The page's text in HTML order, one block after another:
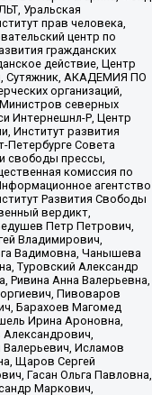
Уральская
прав человека,
центр по
гражданских
действие, Центр
Сутяжник, АКАДЕМИЯ ПО
организаций,
северных
Интернешнл-Р, Центр
Институт развития
Петербурге Совета
свободы прессы,
комиссия по
агентство
Развития Свободы
вердикт,
Петр Петрович,
Владимирович,
Вадимовна, Чанышева
Туровский Александр
Ривина Анна Валерьевна,
Пивоваров
Барахоев Магомед
Ирина Ароновна,
Валерьевич, Исламов
Щаров Сергей
Гасан Ольга Павловна,
Маркович,